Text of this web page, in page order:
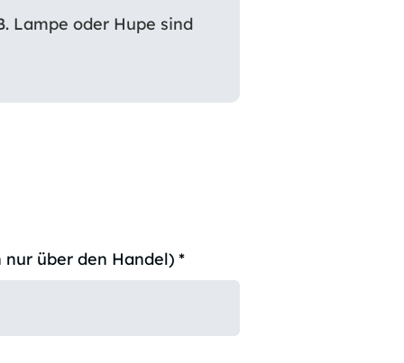
Lampe oder Hupe sind
über den Handel) *